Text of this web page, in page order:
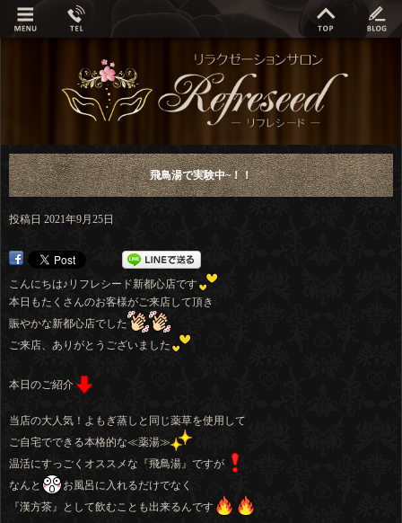
飛鳥湯で実験中~！！
投稿日 2021年9月25日
こんにちは♪リフレシード新都心店です
本日もたくさんのお客様がご来店して頂き
賑やかな新都心店でした
ご来店、ありがとうございました
本日のご紹介
当店の大人気！よもぎ蒸しと同じ薬草を使用して
ご自宅でできる本格的な≪薬湯≫
温活にすっごくオススメな『飛鳥湯』ですが
なんと
お風呂に入れるだけでなく
『漢方茶』として飲むことも出来るんです